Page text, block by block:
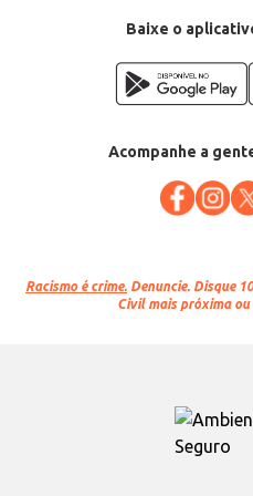
Baixe o
Acompanhe a
Racismo é crime. Denuncie. Disque
Civil mais próxima